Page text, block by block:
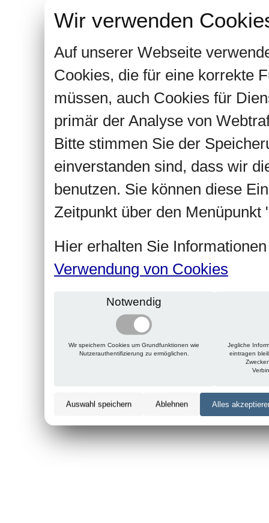
Wir verwenden
Auf unserer Webseite
Cookies, die für eine korrekte
müssen, auch Cookies für
primär der Analyse von
Bitte stimmen Sie der
einverstanden sind, dass wir
benutzen. Sie können diese
Zeitpunkt über den Menüpunkt
Hier erhalten Sie
Verwendung von Cookies
Notwendig
Wir speichern Cookies um Grundfunktionen wie
Nutzerauthentifizierung zu ermöglichen.
Jegliche
eintragen
Auswahl speichern Ablehnen Alles